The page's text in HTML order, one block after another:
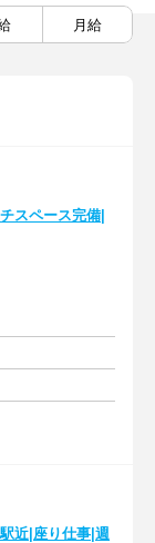
月給
スペース完備|
近|座り仕事|週